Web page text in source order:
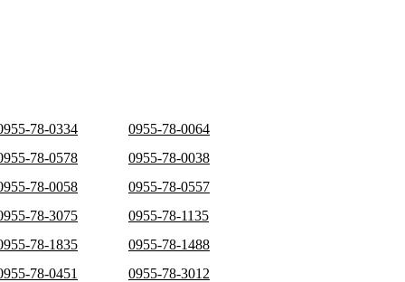
78-0334
0955-78-0064
78-0578
0955-78-0038
78-0058
0955-78-0557
78-3075
0955-78-1135
78-1835
0955-78-1488
78-0451
0955-78-3012